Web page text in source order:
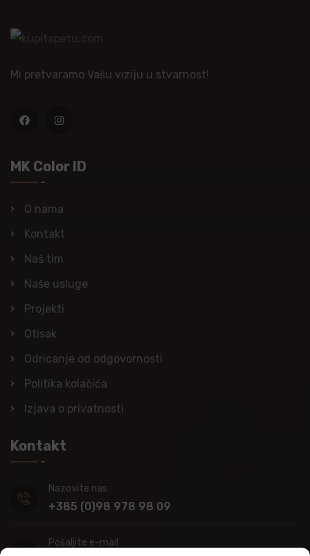
Mi pretvaramo Vašu viziju u stvarnost!
MK Color ID
O nama
Kontakt
Naš tim
Naše usluge
Projekti
Otisak
Odricanje od odgovornosti
Politika kolačića
Izjava o privatnosti
Kontakt
Nazovite nas
+385 (0)98 978 98 09
Pošaljite e-mail